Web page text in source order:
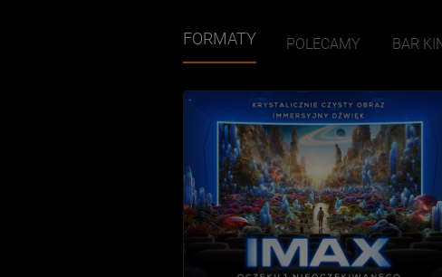
FORMATY POLECAMY BAR